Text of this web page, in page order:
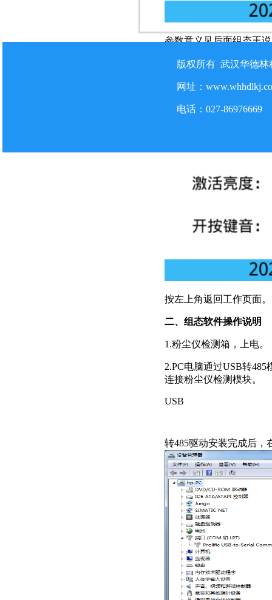
参数意义见后面组态王
按左上角返回工作页面。
二、 组态软件操作说明
1.粉尘仪检测箱，上电。
2.PC电脑通过USB转
连接粉尘仪检测模块。
USB
转485驱动安装完成后，
版权所有 武汉华德
网址：
电话：027-